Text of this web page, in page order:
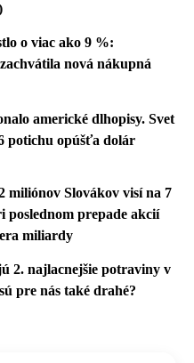
o viac ako 9 %:
nová nákupná
americké dlhopisy. Svet
potichu opúšťa dolár
miliónov Slovákov visí na 7
poslednom prepade akcií
miliardy
2. najlacnejšie potraviny v
pre nás také drahé?